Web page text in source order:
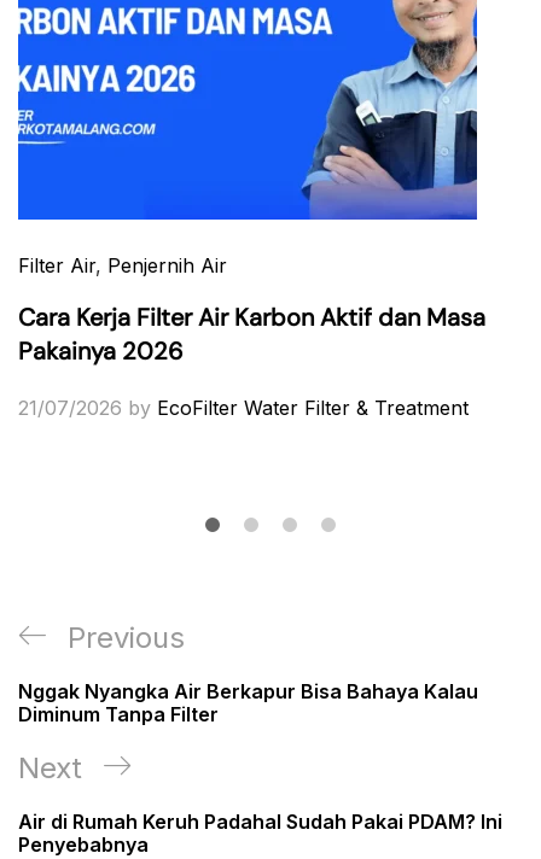
Filter Air, Penjernih Air
Cara Kerja Filter Air Karbon Aktif dan Masa
Pakainya 2026
21/07/2026 by EcoFilter Water Filter & Treatment
Post
Previous
Post
Previous
Nggak Nyangka Air Berkapur Bisa Bahaya Kalau
Diminum Tanpa Filter
Next
Post
Next
Air di Rumah Keruh Padahal Sudah Pakai PDAM? Ini
Penyebabnya